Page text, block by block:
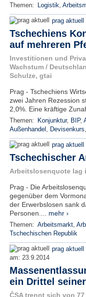
Themen: Logistik,
prag aktuell
Tschechiens
auf mehreren
Investitionen und
Wachstum /
Schulze, gtai
Prag - Tschechiens
zwei Jahren Rezession
2,0%. Eine kräftige
Themen: Konjunktur, BIP,
Außenhandel , Devisenkurs,
prag aktuell
Tschechischer
Arbeitslosenquote lag
Prag - Die
gegenüber dem
der Erwerbslosen sank
Personen.... mehr ›
Themen: Arbeitsmarkt,
Tschechischen Republik
prag aktuell
am: 23.9.2014
ein Drittel
ČSA trennt sich von